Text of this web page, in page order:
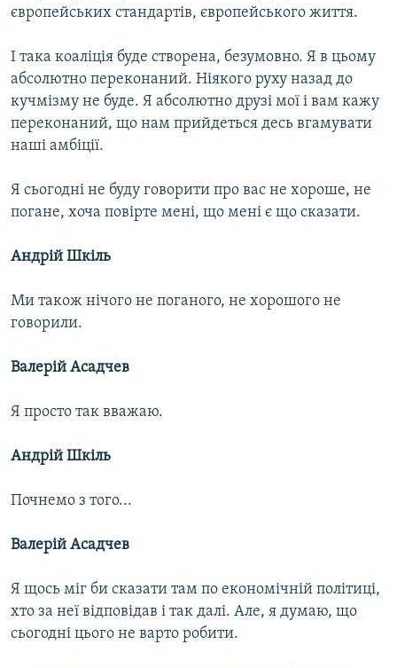
європейських стандартів, європейського життя.
І така коаліція буде створена, безумовно. Я в цьому
абсолютно переконаний. Ніякого руху назад до
кучмізму не буде. Я абсолютно друзі мої і вам кажу
переконаний, що нам прийдеться десь вгамувати
наші амбіції.
Я сьогодні не буду говорити про вас не хороше, не
погане, хоча повірте мені, що мені є що сказати.
Андрій Шкіль
Ми також нічого не поганого, не хорошого не
говорили.
Валерій Асадчев
Я просто так вважаю.
Андрій Шкіль
Почнемо з того...
Валерій Асадчев
Я щось міг би сказати там по економічній політиці,
хто за неї відповідав і так далі. Але, я думаю, що
сьогодні цього не варто робити.